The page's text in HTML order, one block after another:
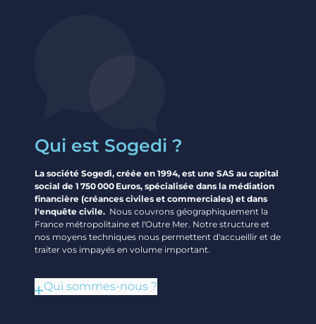
Qui est Sogedi ?
La société Sogedi, créée en 1994, est une SAS au capital
social de 1 750 000 Euros, spécialisée dans la médiation
financière (créances civiles et commerciales) et dans
l'enquête civile. Nous couvrons géographiquement la
France métropolitaine et l'Outre Mer. Notre structure et
nos moyens techniques nous permettent d'accueillir et de
traiter vos impayés en volume important.
Qui sommes-nous ?